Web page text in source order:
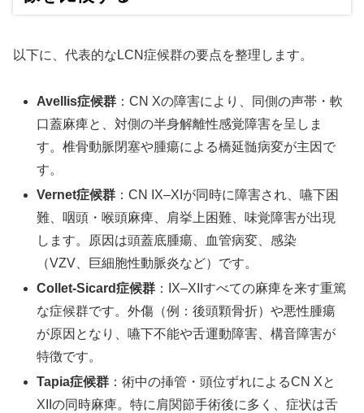
以下に、代表的なLCN症候群の要点を整理します。
Avellis症候群 ：CN Xの障害により、同側の声帯・軟
口蓋麻痺と、対側の半身解離性感覚障害を呈しま
す。椎骨動脈閉塞や腫瘍による橋延髄病変が主因で
す。
Vernet症候群 ：CN IX–XIが同時に障害され、嚥下困
難、咽頭・喉頭麻痺、肩挙上困難、味覚障害が出現
します。原因は頭蓋底腫瘍、血管病変、感染
（VZV、巨細胞性動脈炎など）です。
Collet-Sicard症候群 ：IX–XIIすべての麻痺を来す重篤
な症候群です。外傷（例：後頭顆骨折）や悪性腫瘍
が原因となり、嚥下不能や舌運動障害、構音障害が
特徴です。
Tapia症候群 ：術中の挿管・頭位ずれによるCN Xと
XIIの同時麻痺。特に肩関節手術後に多く、症状は舌